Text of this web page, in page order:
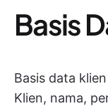
Basis
Basis data
Klien, nama,